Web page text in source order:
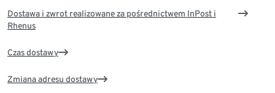
Dostawa i zwrot realizowane za pośrednictwem InPost i
Rhenus
Czas dostawy
Zmiana adresu dostawy